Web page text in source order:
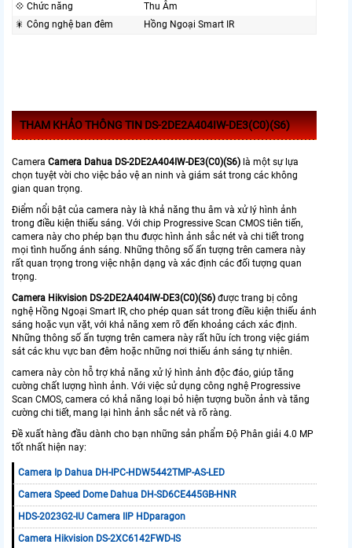
💠 Chức năng
Thu Âm
🎇 Công nghệ ban đêm
Hồng Ngoại Smart IR
THAM KHẢO THÔNG TIN DS-2DE2A404IW-DE3(C0)(S6)
Camera Camera Dahua DS-2DE2A404 IW-DE3(C0)(S6) là một sự lựa
chọn tuyệt vời cho việc bảo vệ an ninh và giám sát trong các không
gian quan trọng.
Điểm nổi bật của camera này là khả năng thu âm và xử lý hình ảnh
trong điều kiện thiếu sáng. Với chip Progressive Scan CMOS tiên tiến,
camera này cho phép bạn thu được hình ảnh sắc nét và chi tiết trong
mọi tình huống ánh sáng. Những thông số ấn tượng trên camera này
rất quan trọng trong việc nhận dạng và xác định các đối tượng quan
trọng.
Camera Hikvision DS-2DE2A404IW-DE3(C0)(S6) được trang bị công
nghệ Hồng Ngoại Smart IR, cho phép quan sát trong điều kiện thiếu ánh
sáng hoặc vụn vặt, với khả năng xem rõ đến khoảng cách xác định.
Những thông số ấn tượng trên camera này rất hữu ích trong việc giám
sát các khu vực ban đêm hoặc những nơi thiếu ánh sáng tự nhiên.
camera này còn hỗ trợ khả năng xử lý hình ảnh độc đáo, giúp tăng
cường chất lượng hình ảnh. Với việc sử dụng công nghệ Progressive
Scan CMOS, camera có khả năng loại bỏ hiện tượng buồn ảnh và tăng
cường chi tiết, mang lại hình ảnh sắc nét và rõ ràng.
Đề xuất hàng đầu dành cho bạn những sản phẩm Độ Phân giải 4.0 MP
tốt nhất hiện nay:
Camera Ip Dahua DH-IPC-HDW5442TMP-AS-LED
Camera Speed Dome Dahua DH-SD6CE445GB-HNR
HDS-2023G2-IU Camera IIP HDparagon
Camera Hikvision DS-2XC6142FWD-IS